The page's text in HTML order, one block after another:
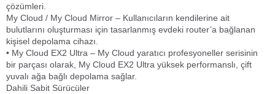
çözümleri.
My Cloud / My Cloud Mirror – Kullanıcıların kendilerine ait
bulutlarını oluşturması için tasarlanmış evdeki router’a bağlanan
kişisel depolama cihazı.
• My Cloud EX2 Ultra – My Cloud yaratıcı profesyoneller serisinin
bir parçası olarak, My Cloud EX2 Ultra yüksek performanslı, çift
yuvalı ağa bağlı depolama sağlar.
Dahili Sabit Sürücüler